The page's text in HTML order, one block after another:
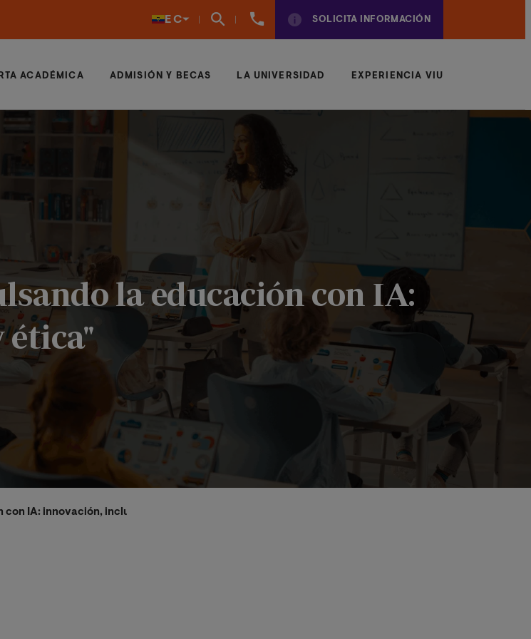
EC
(+34)
SOLICITA INFORMACIÓN
ACADÉMICA ADMISIÓN Y BECAS LA UNIVERSIDAD EXPERIENCIA VIU
la educación con IA:
ética"
IA: innovación, inclusión y ética"